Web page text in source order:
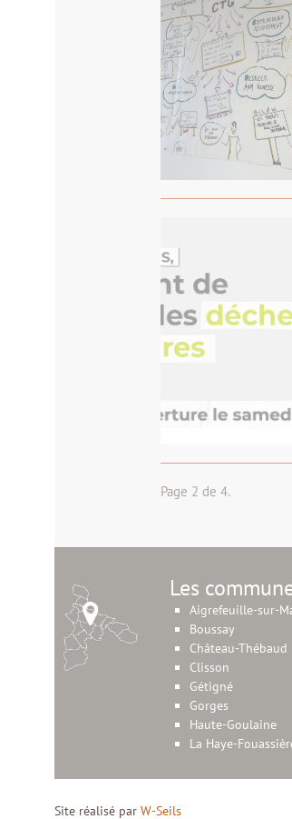
Page 2 de 4.
Les
Aigrefeuille-sur-
Boussay
Château-Thébaud
Clisson
Gétigné
Gorges
Haute-Goulaine
La Haye-
Site réalisé par W-Seils